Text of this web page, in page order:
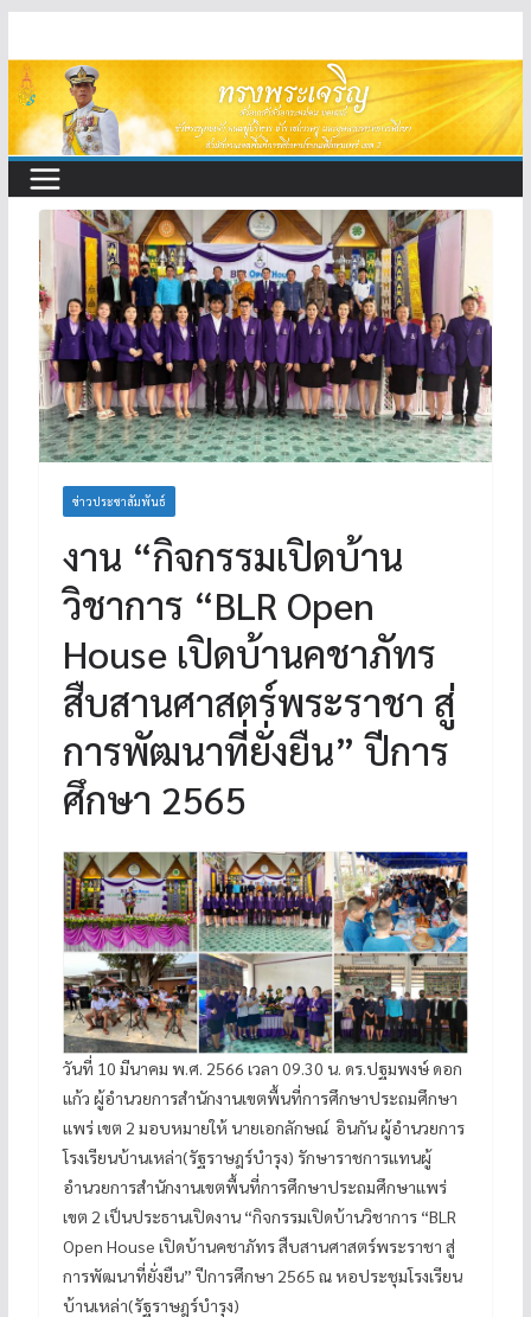
to
content
ข่าวประชาสัมพันธ์
งาน “กิจกรรมเปิดบ้าน
วิชาการ “BLR Open
House เปิดบ้านคชาภัทร
สืบสานศาสตร์พระราชา สู่
การพัฒนาที่ยั่งยืน” ปีการ
ศึกษา 2565
วันที่ 10 มีนาคม พ.ศ. 2566 เวลา 09.30 น. ดร.ปฐมพงษ์ ดอก
แก้ว ผู้อำนวยการสำนักงานเขตพื้นที่การศึกษาประถมศึกษา
แพร่ เขต 2 มอบหมายให้ นายเอกลักษณ์ อินกัน ผู้อำนวยการ
โรงเรียนบ้านเหล่า(รัฐราษฎร์บำรุง) รักษาราชการแทนผู้
อำนวยการสำนักงานเขตพื้นที่การศึกษาประถมศึกษาแพร่
เขต 2 เป็นประธานเปิดงาน “กิจกรรมเปิดบ้านวิชาการ “BLR
Open House เปิดบ้านคชาภัทร สืบสานศาสตร์พระราชา สู่
การพัฒนาที่ยั่งยืน” ปีการศึกษา 2565 ณ หอประชุมโรงเรียน
บ้านเหล่า(รัฐราษฎร์บำรุง)